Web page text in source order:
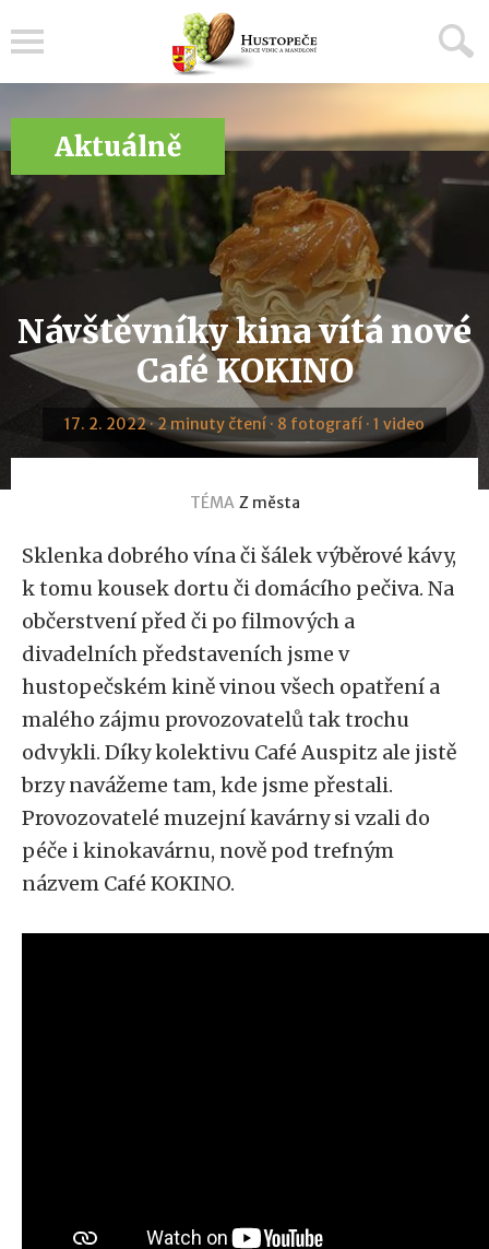
Aktuálně
Návštěvníky kina vítá nové
Café KOKINO
17. 2. 2022 · 2 minuty čtení · 8 fotografí · 1 video
TÉMA Z města
Sklenka dobrého vína či šálek výběrové kávy,
k tomu kousek dortu či domácího pečiva. Na
občerstvení před či po filmových a
divadelních představeních jsme v
hustopečském kině vinou všech opatření a
malého zájmu provozovatelů tak trochu
odvykli. Díky kolektivu Café Auspitz ale jistě
brzy navážeme tam, kde jsme přestali.
Provozovatelé muzejní kavárny si vzali do
péče i kinokavárnu, nově pod trefným
názvem Café KOKINO.